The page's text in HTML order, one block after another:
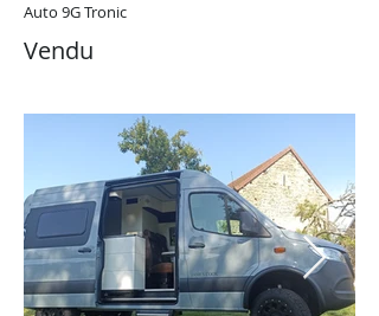
Auto 9G Tronic
Vendu